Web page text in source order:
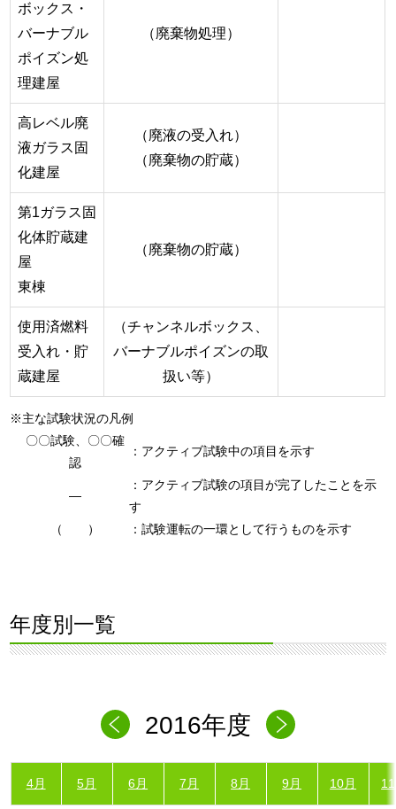
ボックス・
バーナブル
ポイズン処
理建屋
（廃棄物処理）
高レベル廃
液ガラス固
化建屋
（廃液の受入れ）
（廃棄物の貯蔵）
第1ガラス固
化体貯蔵建
屋
東棟
（廃棄物の貯蔵）
使用済燃料
受入れ・貯
蔵建屋
（チャンネルボックス、
バーナブルポイズンの取
扱い等）
※主な試験状況の凡例
〇〇試験、〇〇確
認
：アクティブ試験中の項目を示す
―
：アクティブ試験の項目が完了したことを示
す
（ ）
：試験運転の一環として行うものを示す
年度別一覧
2016年度
4月 5月 6月 7月 8月 9月 10月